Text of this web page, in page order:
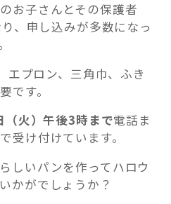
お子さんとその保護者
り、申し込みが多数になっ
エプロン、三角巾、ふき
です。
（火）午後3時まで電話ま
受け付けています。
しいパンを作ってハロウ
かがでしょうか？